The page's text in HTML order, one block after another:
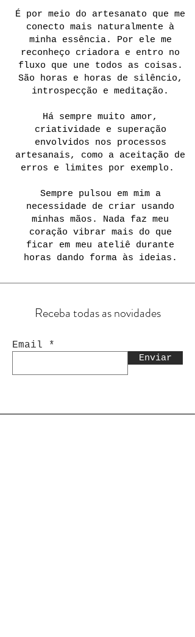
É por meio do artesanato que me
conecto mais naturalmente à
minha essência. Por ele me
reconheço criadora e entro no
fluxo que une todos as coisas.
São horas e horas de silêncio,
introspecção e meditação.
Há sempre muito amor,
criatividade e superação
envolvidos nos processos
artesanais, como a aceitação de
erros e limites por exemplo.
Sempre pulsou em mim a
necessidade de criar usando
minhas mãos. Nada faz meu
coração vibrar mais do que
ficar em meu ateliê durante
horas dando forma às ideias.
Receba todas as novidades
Email
Enviar